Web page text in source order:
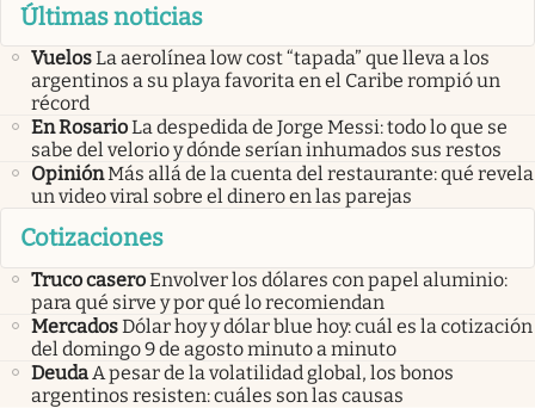
Últimas noticias
VuelosLa aerolínea low cost “tapada” que lleva a los
argentinos a su playa favorita en el Caribe rompió un
récord
En RosarioLa despedida de Jorge Messi: todo lo que se
sabe del velorio y dónde serían inhumados sus restos
OpiniónMás allá de la cuenta del restaurante: qué revela
un video viral sobre el dinero en las parejas
Cotizaciones
Truco caseroEnvolver los dólares con papel aluminio:
para qué sirve y por qué lo recomiendan
MercadosDólar hoy y dólar blue hoy: cuál es la cotización
del domingo 9 de agosto minuto a minuto
Deuda A pesar de la volatilidad global, los bonos
argentinos resisten: cuáles son las causas